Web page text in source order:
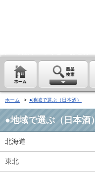
ホーム > ●地域で選ぶ（日本酒）
●地域で選ぶ（日本酒）
北海道
東北